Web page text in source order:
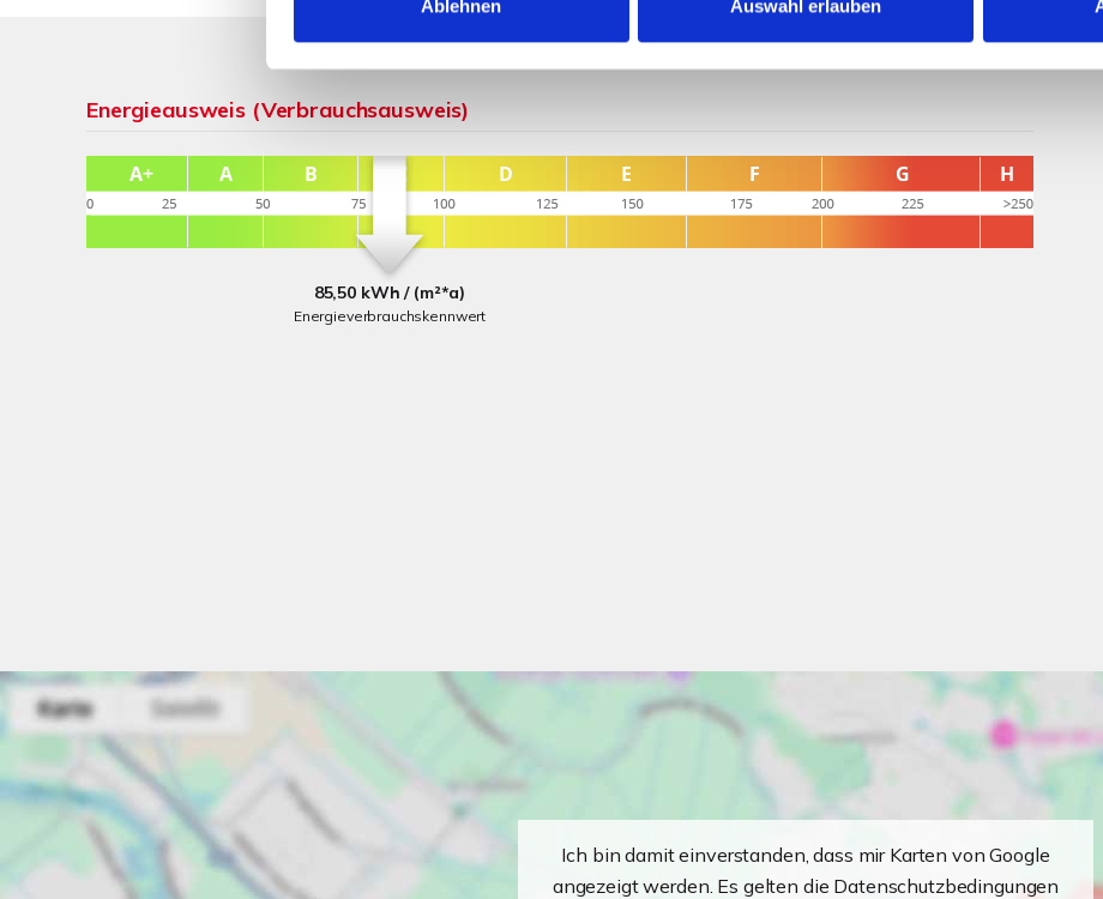
Ablehnen Auswahl erlauben
Energieausweis (Verbrauchsausweis)
85,50 kWh / (m²*a)
Energieverbrauchskennwert
Ich bin damit einverstanden, dass mir Karten von Google
angezeigt werden. Es gelten die Datenschutzbedingungen